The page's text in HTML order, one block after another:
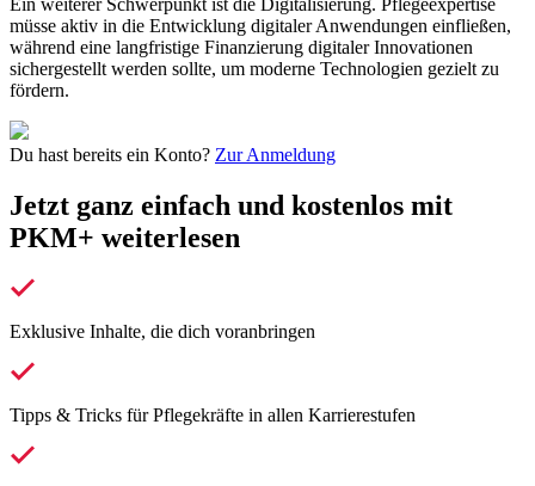
müsse aktiv in die Entwicklung digitaler Anwendungen einfließen,
während eine langfristige Finanzierung digitaler Innovationen
sichergestellt werden sollte, um moderne Technologien gezielt zu
fördern.
Du hast bereits ein Konto? Zur Anmeldung
Jetzt ganz einfach und kostenlos mit
PKM+ weiterlesen
Exklusive Inhalte, die dich voranbringen
Tipps & Tricks für Pflegekräfte in allen Karrierestufen